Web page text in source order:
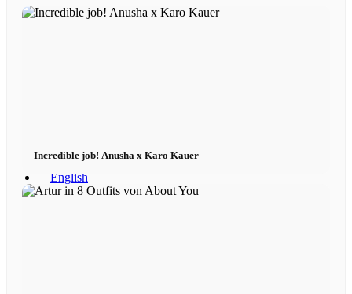
Incredible job! Anusha x Karo Kauer